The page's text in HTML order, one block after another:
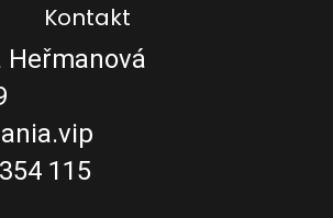
Kontakt
Heřmanová
115